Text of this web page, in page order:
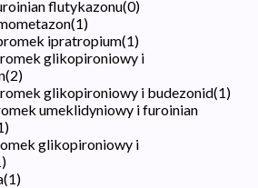
flutykazonu(0)
(1)
ipratropium(1)
glikopironiowy i
(2)
glikopironiowy i budezonid(1)
umeklidyniowy i furoinian
)
glikopironiowy i
)
(1)